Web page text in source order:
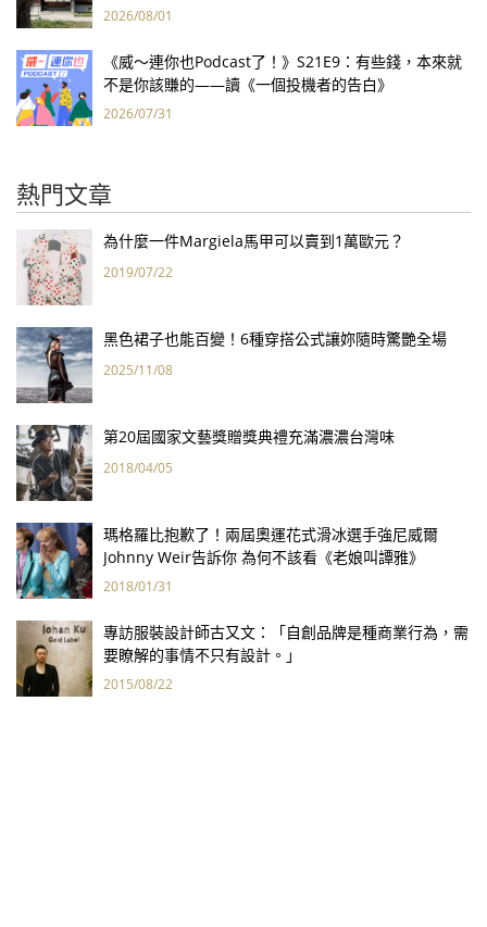
2026/08/01
《威～連你也Podcast了！》S21E9：有些錢，本來就
不是你該賺的——讀《一個投機者的告白》
2026/07/31
熱門文章
為什麼一件Margiela馬甲可以賣到1萬歐元？
2019/07/22
黑色裙子也能百變！6種穿搭公式讓妳隨時驚艷全場
2025/11/08
第20屆國家文藝獎贈獎典禮充滿濃濃台灣味
2018/04/05
瑪格羅比抱歉了！兩屆奧運花式滑冰選手強尼威爾
Johnny Weir告訴你 為何不該看《老娘叫譚雅》
2018/01/31
專訪服裝設計師古又文：「自創品牌是種商業行為，需
要瞭解的事情不只有設計。」
2015/08/22